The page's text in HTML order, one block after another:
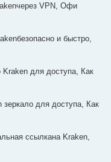
VPN, Офи
и быстро,
для доступа, Как
для доступа, Как
ссылкана Kraken,